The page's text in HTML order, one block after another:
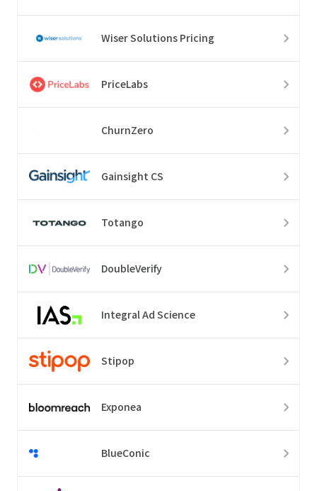
Wiser Solutions Pricing
PriceLabs
ChurnZero
Gainsight CS
Totango
DoubleVerify
Integral Ad Science
Stipop
Exponea
BlueConic